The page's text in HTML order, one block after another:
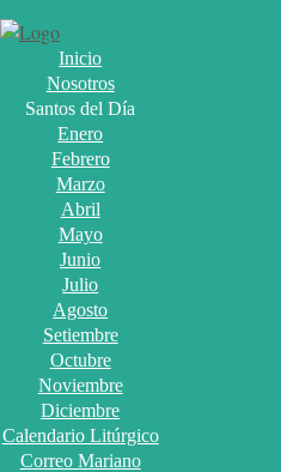
Inicio
Nosotros
Santos del Día
Enero
Febrero
Marzo
Abril
Mayo
Junio
Julio
Agosto
Setiembre
Octubre
Noviembre
Diciembre
Calendario Litúrgico
Correo Mariano